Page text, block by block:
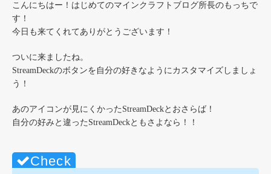
こんにちはー！はじめてのマインクラフトブログ所長のもっちで
す！
今日も来てくれてありがとうございます！
ついに来ましたね。
StreamDeckのボタンを自分の好きなようにカスタマイズしましょ
う！
あのアイコンが見にくかったStreamDeckとおさらば！
自分の好みと違ったStreamDeckともさよなら！！